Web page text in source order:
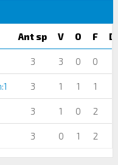
Ant sp V O F
3 3 0 0
3 1 1 1
3 1 0 2
3 0 1 2